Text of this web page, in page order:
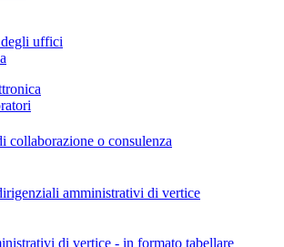
uffici
collaborazione o consulenza
amministrativi di vertice
di vertice - in formato tabellare